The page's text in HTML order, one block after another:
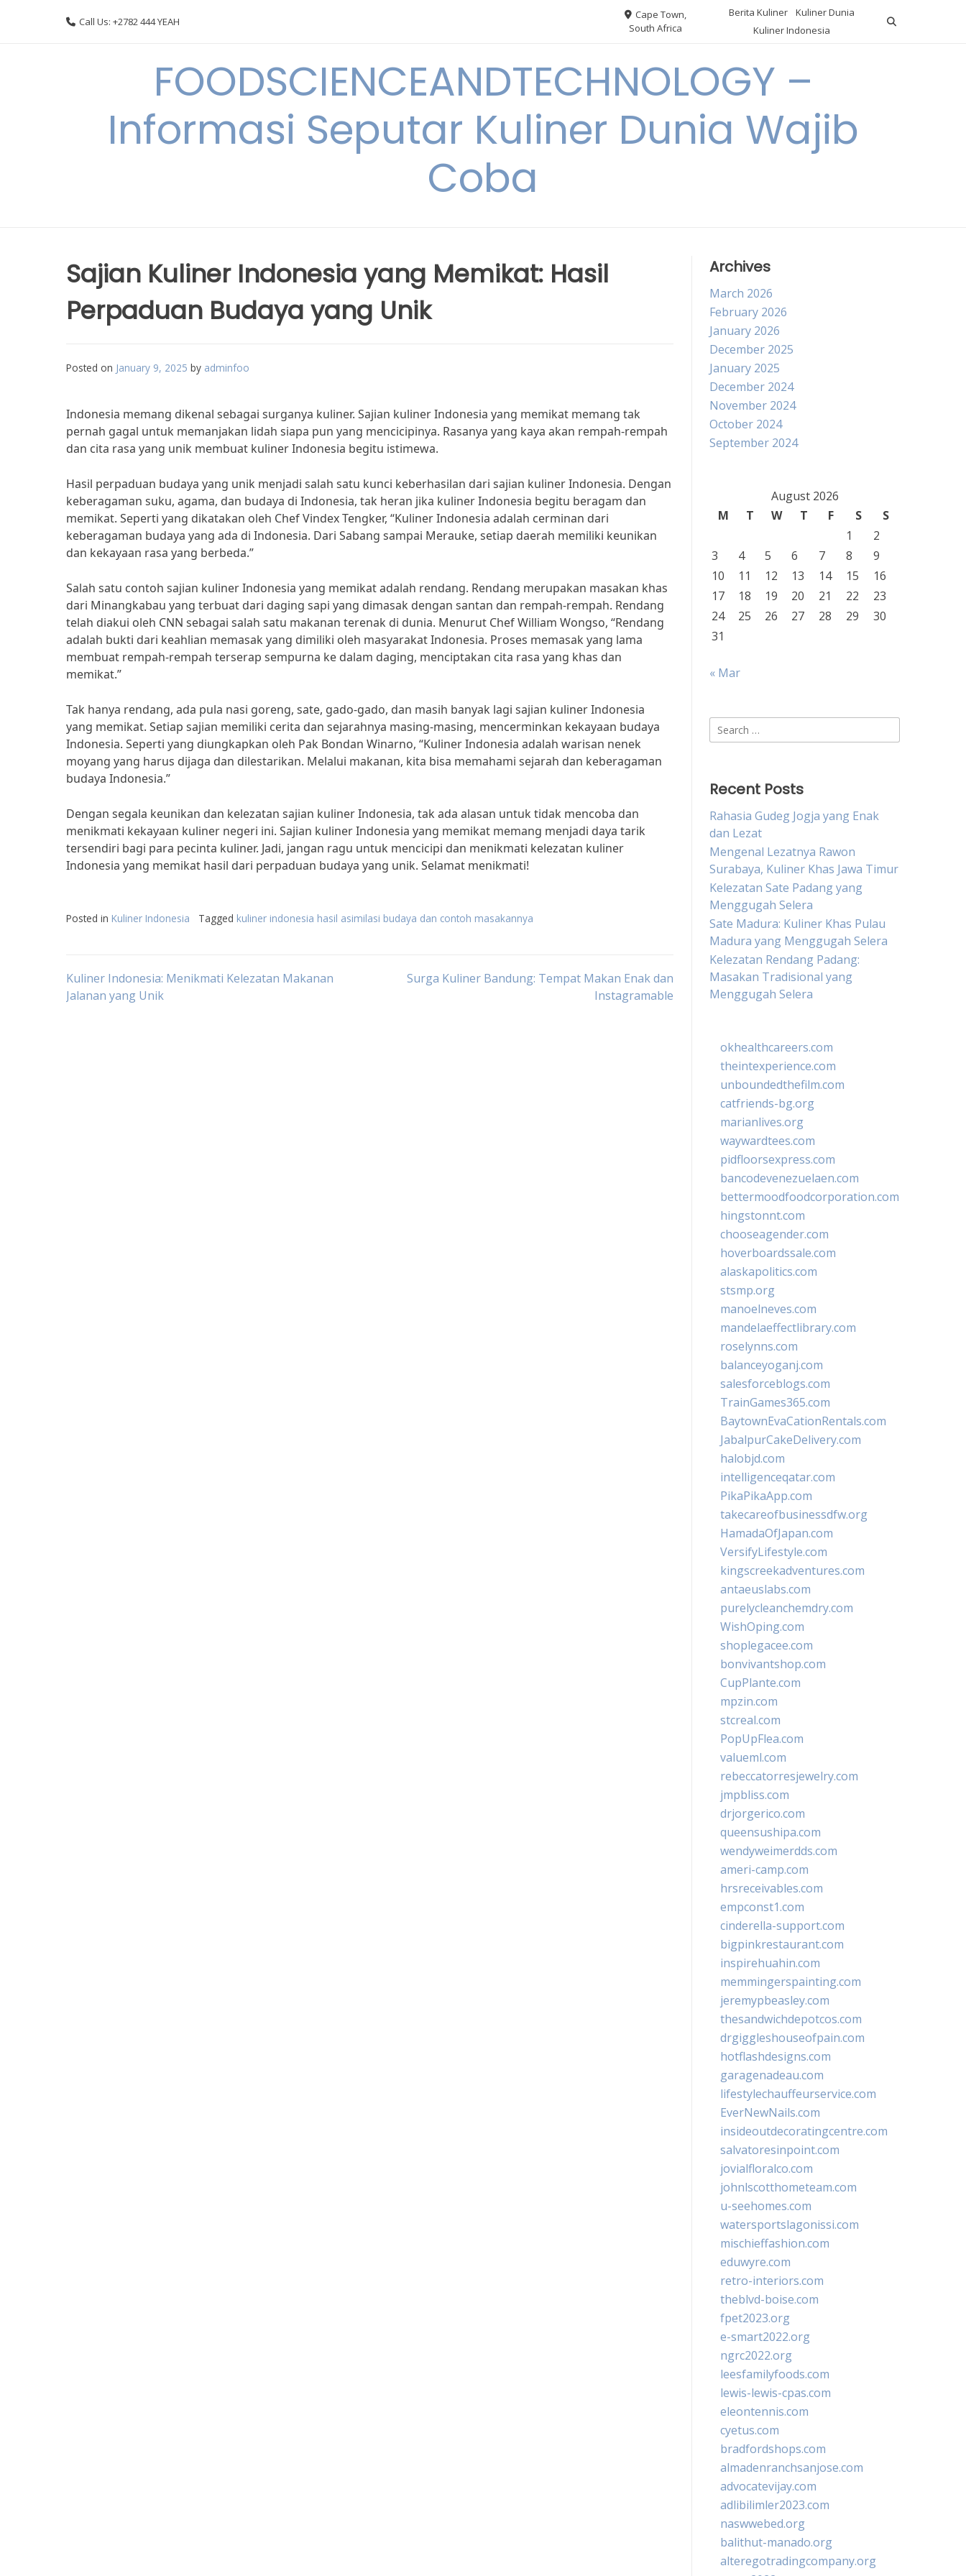
Call Us: +2782 444 YEAH
Cape Town,
South Africa
Berita Kuliner
Kuliner Dunia
Kuliner Indonesia
FOODSCIENCEANDTECHNOLOGY –
Informasi Seputar Kuliner Dunia Wajib
Coba
Sajian Kuliner Indonesia yang Memikat: Hasil
Perpaduan Budaya yang Unik
Posted on January 9, 2025 by adminfoo
Indonesia memang dikenal sebagai surganya kuliner. Sajian kuliner Indonesia yang memikat memang tak
pernah gagal untuk memanjakan lidah siapa pun yang mencicipinya. Rasanya yang kaya akan rempah-rempah
dan cita rasa yang unik membuat kuliner Indonesia begitu istimewa.
Hasil perpaduan budaya yang unik menjadi salah satu kunci keberhasilan dari sajian kuliner Indonesia. Dengan
keberagaman suku, agama, dan budaya di Indonesia, tak heran jika kuliner Indonesia begitu beragam dan
memikat. Seperti yang dikatakan oleh Chef Vindex Tengker, “Kuliner Indonesia adalah cerminan dari
keberagaman budaya yang ada di Indonesia. Dari Sabang sampai Merauke, setiap daerah memiliki keunikan
dan kekayaan rasa yang berbeda.”
Salah satu contoh sajian kuliner Indonesia yang memikat adalah rendang. Rendang merupakan masakan khas
dari Minangkabau yang terbuat dari daging sapi yang dimasak dengan santan dan rempah-rempah. Rendang
telah diakui oleh CNN sebagai salah satu makanan terenak di dunia. Menurut Chef William Wongso, “Rendang
adalah bukti dari keahlian memasak yang dimiliki oleh masyarakat Indonesia. Proses memasak yang lama
membuat rempah-rempah terserap sempurna ke dalam daging, menciptakan cita rasa yang khas dan
memikat.”
Tak hanya rendang, ada pula nasi goreng, sate, gado-gado, dan masih banyak lagi sajian kuliner Indonesia
yang memikat. Setiap sajian memiliki cerita dan sejarahnya masing-masing, mencerminkan kekayaan budaya
Indonesia. Seperti yang diungkapkan oleh Pak Bondan Winarno, “Kuliner Indonesia adalah warisan nenek
moyang yang harus dijaga dan dilestarikan. Melalui makanan, kita bisa memahami sejarah dan keberagaman
budaya Indonesia.”
Dengan segala keunikan dan kelezatan sajian kuliner Indonesia, tak ada alasan untuk tidak mencoba dan
menikmati kekayaan kuliner negeri ini. Sajian kuliner Indonesia yang memikat memang menjadi daya tarik
tersendiri bagi para pecinta kuliner. Jadi, jangan ragu untuk mencicipi dan menikmati kelezatan kuliner
Indonesia yang memikat hasil dari perpaduan budaya yang unik. Selamat menikmati!
Posted in Kuliner Indonesia Tagged kuliner indonesia hasil asimilasi budaya dan contoh masakannya
Post
Kuliner Indonesia: Menikmati Kelezatan Makanan
Jalanan yang Unik
Surga Kuliner Bandung: Tempat Makan Enak dan
Instagramable
Archives
March 2026
February 2026
January 2026
December 2025
January 2025
December 2024
November 2024
October 2024
September 2024
August 2026
M
T W T F S
S
1
2
3
4 5 6 7 8
9
10
11 12 13 14 15
16
17
18 19 20 21 22
23
24
25 26 27 28 29
30
31
« Mar
Search
for:
Recent Posts
Rahasia Gudeg Jogja yang Enak
dan Lezat
Mengenal Lezatnya Rawon
Surabaya, Kuliner Khas Jawa Timur
Kelezatan Sate Padang yang
Menggugah Selera
Sate Madura: Kuliner Khas Pulau
Madura yang Menggugah Selera
Kelezatan Rendang Padang:
Masakan Tradisional yang
Menggugah Selera
okhealthcareers.com
theintexperience.com
unboundedthefilm.com
catfriends-bg.org
marianlives.org
waywardtees.com
pidfloorsexpress.com
bancodevenezuelaen.com
bettermoodfoodcorporation.com
hingstonnt.com
chooseagender.com
hoverboardssale.com
alaskapolitics.com
stsmp.org
manoelneves.com
mandelaeffectlibrary.com
roselynns.com
balanceyoganj.com
salesforceblogs.com
TrainGames365.com
BaytownEvaCationRentals.com
JabalpurCakeDelivery.com
halobjd.com
intelligenceqatar.com
PikaPikaApp.com
takecareofbusinessdfw.org
HamadaOfJapan.com
VersifyLifestyle.com
kingscreekadventures.com
antaeuslabs.com
purelycleanchemdry.com
WishOping.com
shoplegacee.com
bonvivantshop.com
CupPlante.com
mpzin.com
stcreal.com
PopUpFlea.com
valueml.com
rebeccatorresjewelry.com
jmpbliss.com
drjorgerico.com
queensushipa.com
wendyweimerdds.com
ameri-camp.com
hrsreceivables.com
empconst1.com
cinderella-support.com
bigpinkrestaurant.com
inspirehuahin.com
memmingerspainting.com
jeremypbeasley.com
thesandwichdepotcos.com
drgiggleshouseofpain.com
hotflashdesigns.com
garagenadeau.com
lifestylechauffeurservice.com
EverNewNails.com
insideoutdecoratingcentre.com
salvatoresinpoint.com
jovialfloralco.com
johnlscotthometeam.com
u-seehomes.com
watersportslagonissi.com
mischieffashion.com
eduwyre.com
retro-interiors.com
theblvd-boise.com
fpet2023.org
e-smart2022.org
ngrc2022.org
leesfamilyfoods.com
lewis-lewis-cpas.com
eleontennis.com
cyetus.com
bradfordshops.com
almadenranchsanjose.com
advocatevijay.com
adlibilimler2023.com
naswwebed.org
balithut-manado.org
alteregotradingcompany.org